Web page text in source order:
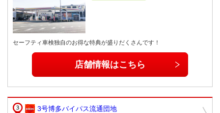
セーフティ車検独自のお得な特典が盛りだくさんです！
店舗情報はこちら
3号博多バイパス流通団地